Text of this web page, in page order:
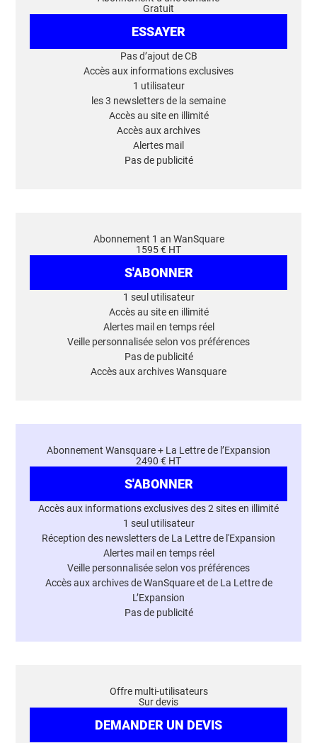
Gratuit
ESSAYER
Pas d’ajout de CB
Accès aux informations exclusives
1 utilisateur
les 3 newsletters de la semaine
Accès au site en illimité
Accès aux archives
Alertes mail
Pas de publicité
Abonnement 1 an WanSquare
1595 € HT
S'ABONNER
1 seul utilisateur
Accès au site en illimité
Alertes mail en temps réel
Veille personnalisée selon vos préférences
Pas de publicité
Accès aux archives Wansquare
Abonnement Wansquare + La Lettre de l’Expansion
2490 € HT
S'ABONNER
Accès aux informations exclusives des 2 sites en illimité
1 seul utilisateur
Réception des newsletters de La Lettre de l'Expansion
Alertes mail en temps réel
Veille personnalisée selon vos préférences
Accès aux archives de WanSquare et de La Lettre de
L’Expansion
Pas de publicité
Offre multi-utilisateurs
Sur devis
DEMANDER UN DEVIS